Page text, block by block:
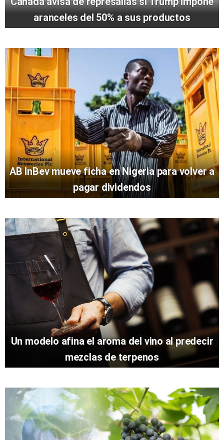
aranceles del 50% a sus productos
AB InBev mueve ficha en Nigeria para volver a
pagar dividendos
Un modelo afina el aroma del vino al predecir
mezclas de terpenos